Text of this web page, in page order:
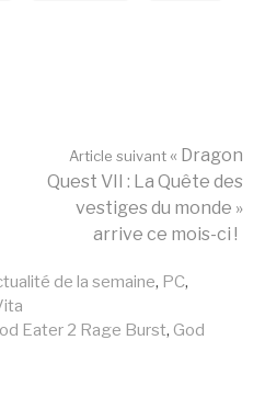
Article suivant « Dragon
Quest VII : La Quête des
vestiges du monde »
arrive ce mois-ci !
de la semaine, PC,
Eater 2 Rage Burst, God